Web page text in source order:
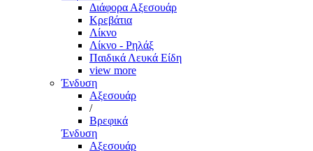
Διάφορα Αξεσουάρ
Κρεβάτια
Λίκνο
Λίκνο - Ρηλάξ
Παιδικά Λευκά Είδη
view more
Ένδυση
Αξεσουάρ
/
Βρεφικά
Ένδυση
Αξεσουάρ